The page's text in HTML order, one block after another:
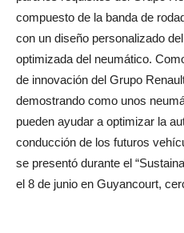
compuesto de la banda de
con un diseño personalizado
optimizada del neumático.
de innovación del Grupo
demostrando como unos
pueden ayudar a optimizar la
conducción de los futuros
se presentó durante el
el 8 de junio en Guyancourt,